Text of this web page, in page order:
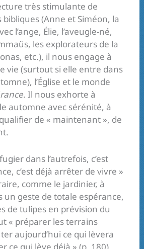
très stimulante de
(Anne et Siméon, la
l’ange, Élie, l’aveugle-né,
les explorateurs de la
etc.), il nous engage à
vie (surtout si elle entre dans
l’Église et le monde
. Il nous exhorte à
automne avec sérénité, à
de « maintenant », de
dans l’autrefois, c’est
c’est déjà arrêter de vivre »
comme le jardinier, à
un geste de totale espérance,
de tulipes en prévision du
« préparer les terrains
aujourd’hui ce qui lèvera
ce qui lève déjà » (p. 180).